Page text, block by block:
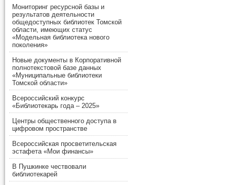
Мониторинг ресурсной базы и
результатов деятельности
общедоступных библиотек Томской
области, имеющих статус
«Модельная библиотека нового
поколения»
Новые документы в Корпоративной
полнотекстовой базе данных
«Муниципальные библиотеки
Томской области»
Всероссийский конкурс
«Библиотекарь года – 2025»
Центры общественного доступа в
цифровом пространстве
Всероссийская просветительская
эстафета «Мои финансы»
В Пушкинке чествовали
библиотекарей